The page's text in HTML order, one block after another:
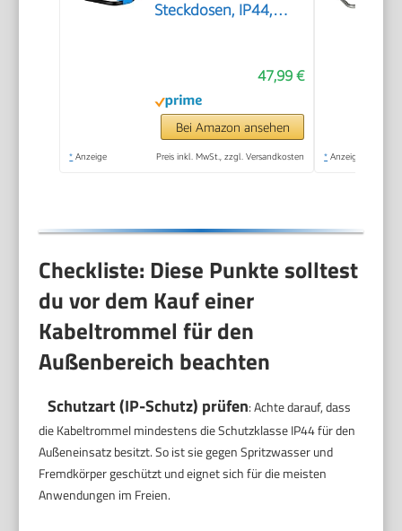
Steckdosen, IP44,
47,99 €
Bei Amazon ansehen
* Anzeige Preis inkl. MwSt., zzgl. Versandkosten * Anzeige
Checkliste: Diese Punkte solltest
du vor dem Kauf einer
Kabeltrommel für den
Außenbereich beachten
Schutzart (IP-Schutz) prüfen: Achte darauf, dass
die Kabeltrommel mindestens die Schutzklasse IP44 für den
Außeneinsatz besitzt. So ist sie gegen Spritzwasser und
Fremdkörper geschützt und eignet sich für die meisten
Anwendungen im Freien.